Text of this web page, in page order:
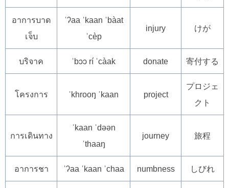
อาการบาด
เจ็บ
ˈʔaa ˈkaan ˈbàat
ˈcèp
injury けが
บริจาค ˈbɔɔ rí ˈcàak donate 寄付する
โครงการ ˈkhrooŋ ˈkaan project
プロジェ
クト
การเดินทาง
ˈkaan ˈdəən
ˈthaaŋ
journey 旅程
อาการชา ˈʔaa ˈkaan ˈchaa numbness しびれ